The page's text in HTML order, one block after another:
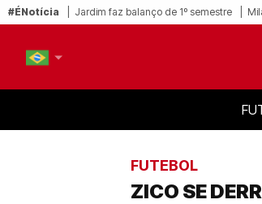
#ÉNotícia Jardim faz balanço de 1º semestre
FUTEBOL
ZICO SE